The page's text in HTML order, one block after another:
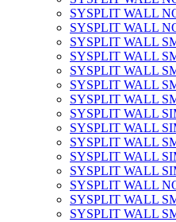
SYSPLIT WALL
SYSPLIT WALL
SYSPLIT WALL
SYSPLIT WALL
SYSPLIT WALL
SYSPLIT WALL
SYSPLIT WALL
SYSPLIT WALL
SYSPLIT WALL
SYSPLIT WALL
SYSPLIT WALL
SYSPLIT WALL
SYSPLIT WALL
SYSPLIT WALL
SYSPLIT WALL